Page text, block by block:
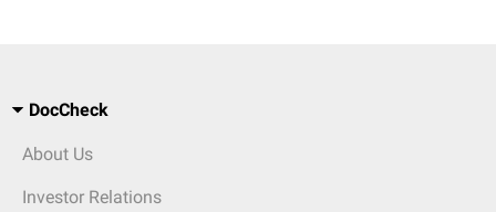
DocCheck
About Us
Investor Relations